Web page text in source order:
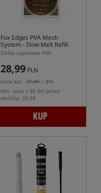
Fox Edges PVA Mesh
System - Slow Melt Refill
Siatka zapasowa PVA
28,99 PLN
Cena kat.: 31,49 / -8%
Min. cena z 30 dni przed
obniżką: 28.99
KUP